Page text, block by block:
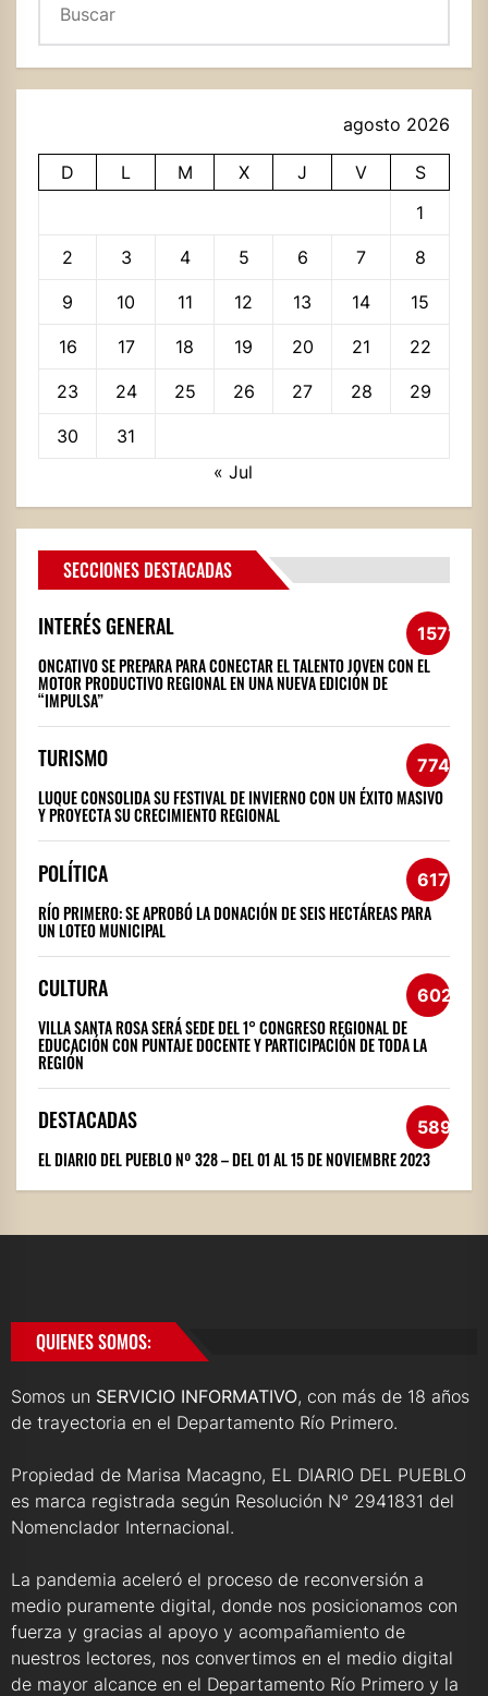
agosto 2026
D L M X J V
S
1
2 3 4 5 6 7 8
9 10 11 12 13 14 15
16 17 18 19 20 21 22
23 24 25 26 27 28 29
30
31
« Jul
SECCIONES DESTACADAS
INTERÉS GENERAL 1571
ONCATIVO SE PREPARA PARA CONECTAR EL TALENTO JOVEN CON EL
MOTOR PRODUCTIVO REGIONAL EN UNA NUEVA EDICIÓN DE
“IMPULSA”
TURISMO 774
LUQUE CONSOLIDA SU FESTIVAL DE INVIERNO CON UN ÉXITO MASIVO
Y PROYECTA SU CRECIMIENTO REGIONAL
POLÍTICA 617
RÍO PRIMERO: SE APROBÓ LA DONACIÓN DE SEIS HECTÁREAS PARA
UN LOTEO MUNICIPAL
CULTURA 602
VILLA SANTA ROSA SERÁ SEDE DEL 1° CONGRESO REGIONAL DE
EDUCACIÓN CON PUNTAJE DOCENTE Y PARTICIPACIÓN DE TODA LA
REGIÓN
DESTACADAS 589
EL DIARIO DEL PUEBLO Nº 328 – DEL 01 AL 15 DE NOVIEMBRE 2023
QUIENES SOMOS:
Somos un SERVICIO INFORMATIVO, con más de 18 años
de trayectoria en el Departamento Río Primero.
Propiedad de Marisa Macagno, EL DIARIO DEL PUEBLO
es marca registrada según Resolución N° 2941831 del
Nomenclador Internacional.
La pandemia aceleró el proceso de reconversión a
medio puramente digital, donde nos posicionamos con
fuerza y gracias al apoyo y acompañamiento de
nuestros lectores, nos convertimos en el medio digital
de mayor alcance en el Departamento Río Primero y la